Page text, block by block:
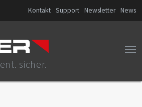
Kontakt Support Newsletter News
sicher.